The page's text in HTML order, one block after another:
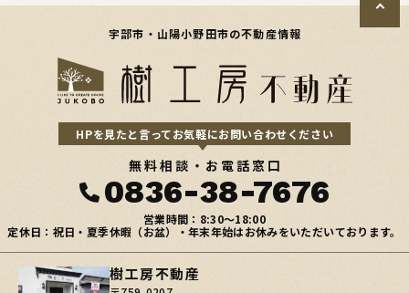
宇部市・山陽小野田市の不動産情報
HPを見たと言ってお気軽にお問い合わせください
無料相談・お電話窓口
0836-38-7676
営業時間：8:30〜18:00
定休日：祝日・夏季休暇（お盆）・年末年始はお休みをいただいております。
樹工房不動産